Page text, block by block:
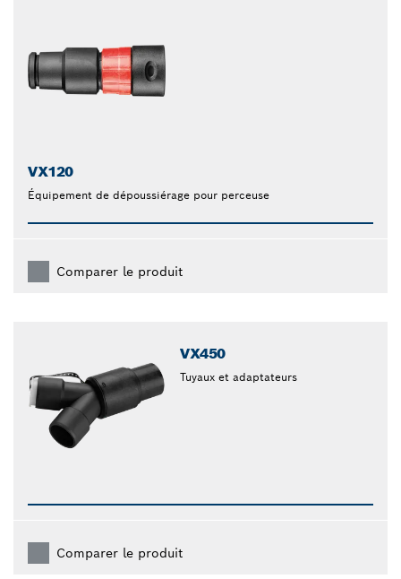
VX120
Équipement de dépoussiérage pour perceuse
Comparer le produit
VX450
Tuyaux et adaptateurs
Comparer le produit